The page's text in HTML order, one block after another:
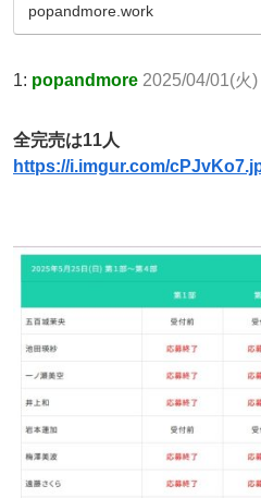
popandmore.work
1: popandmore 2025/04/01(火
全完売は11人
https://i.imgur.com/